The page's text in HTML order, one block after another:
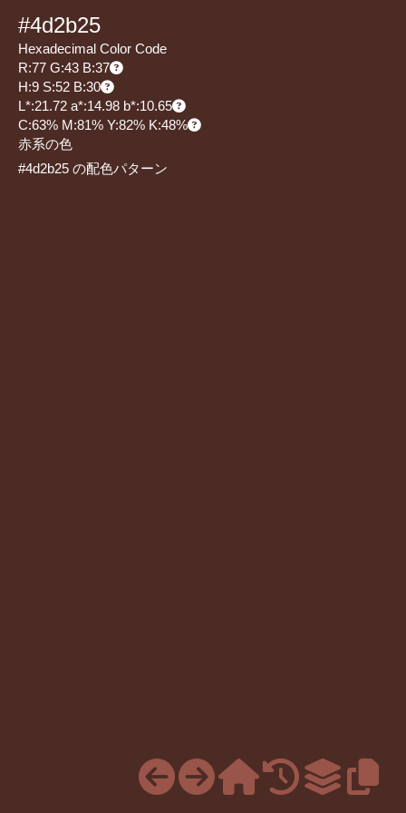
#4d2b25
Hexadecimal Color Code
R:77 G:43 B:37
H:9 S:52 B:30
L*:21.72 a*:14.98 b*:10.65
C:63% M:81% Y:82% K:48%
赤系の色
#4d2b25 の配色パターン